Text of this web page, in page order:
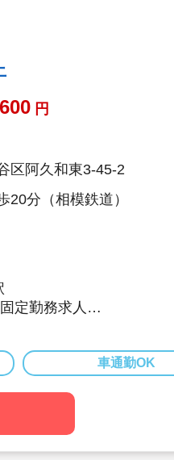
円
区阿久和東3-45-2
20分（相模鉄道）
定勤務求人
過ごしやすい環境♪
車通勤OK